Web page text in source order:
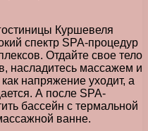
Куршевеля
спектр SPA-процедур
Отдайте свое тело
насладитесь массажем и
напряжение уходит, а
А после SPA-
бассейн с термальной
ванне.